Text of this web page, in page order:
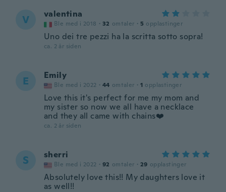
V valentina
Ble med i 2018 · 32 omtaler · 5 opplastinger
Uno dei tre pezzi ha la scritta sotto sopra!
ca. 2 år siden
E Emily
Ble med i 2022 · 44 omtaler · 1 opplastinger
Love this it's perfect for me my mom and
my sister so now we all have a necklace
and they all came with chains❤️
ca. 2 år siden
S sherri
Ble med i 2022 · 92 omtaler · 29 opplastinger
Absolutely love this!! My daughters love it
as well!!